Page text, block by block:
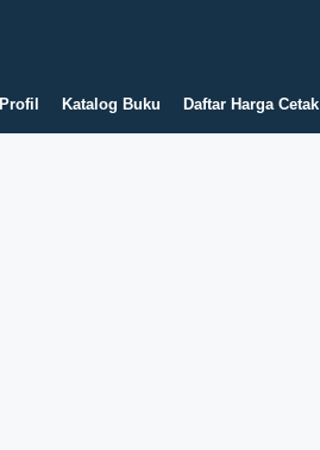
Profil Katalog Buku Daftar Harga Cetak